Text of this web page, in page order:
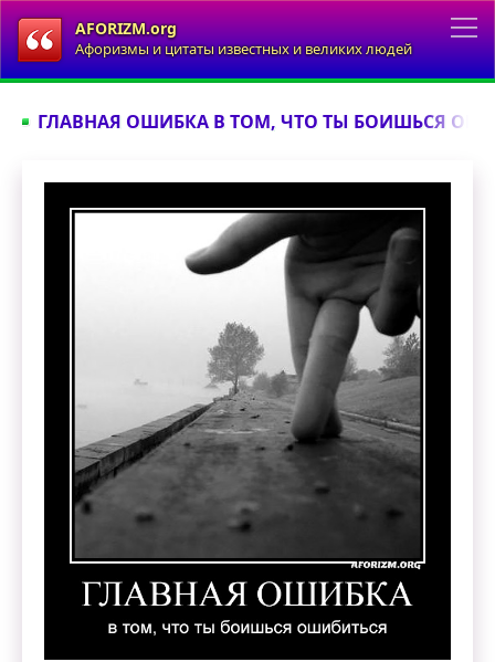
AFORIZM.org
Афоризмы и цитаты известных и великих людей
ГЛАВНАЯ ОШИБКА В ТОМ, ЧТО ТЫ БОИШЬСЯ